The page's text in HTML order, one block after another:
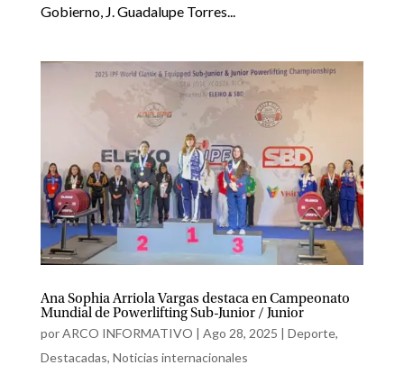
Gobierno, J. Guadalupe Torres...
Ana Sophia Arriola Vargas destaca en Campeonato
Mundial de Powerlifting Sub-Junior / Junior
porARCO INFORMATIVO | Ago 28, 2025 | Deporte,
Destacadas, Noticias internacionales